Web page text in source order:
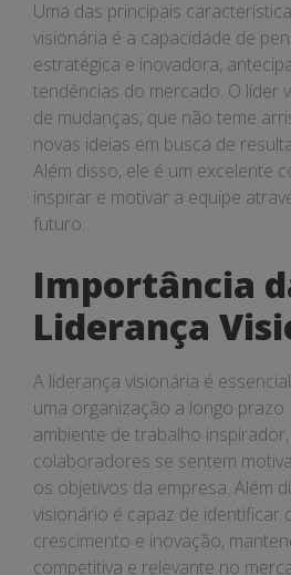
Uma das principais
visionária é a capacidade de
estratégica e inovadora,
tendências do mercado. O líder
de mudanças, que não teme
novas ideias em busca de
Além disso, ele é um excelente
inspirar e motivar a equipe
futuro.
Importância
Liderança
A liderança visionária é
uma organização a longo
ambiente de trabalho
colaboradores se sentem
os objetivos da empresa. Além
visionário é capaz de identificar
crescimento e inovação,
competitiva e relevante no